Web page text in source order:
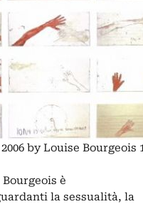
by Louise Bourgeois
è
la sessualità, la